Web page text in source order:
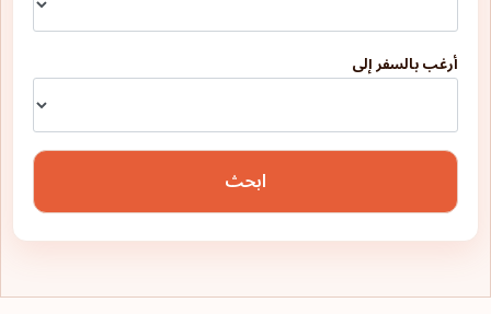
أرغب بالسفر إلى
ابحث